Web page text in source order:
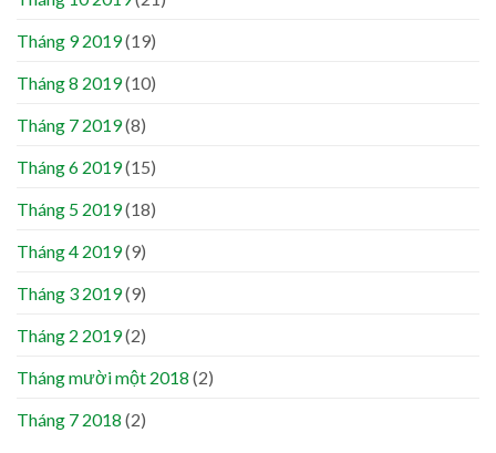
Tháng 9 2019(19)
Tháng 8 2019(10)
Tháng 7 2019(8)
Tháng 6 2019(15)
Tháng 5 2019(18)
Tháng 4 2019(9)
Tháng 3 2019(9)
Tháng 2 2019(2)
Tháng mười một 2018 (2)
Tháng 7 2018 (2)